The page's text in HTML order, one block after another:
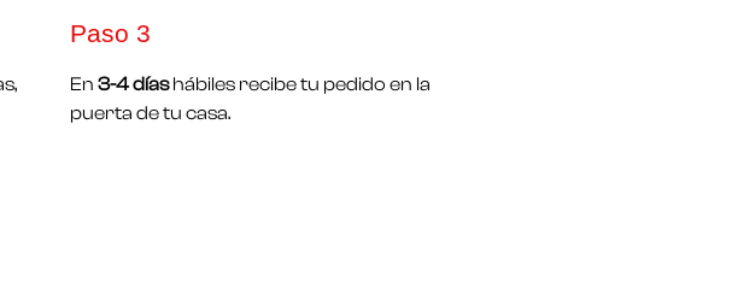
Paso 3
En 3-4 díashábiles recibe tu pedido en la
puerta de tu casa.